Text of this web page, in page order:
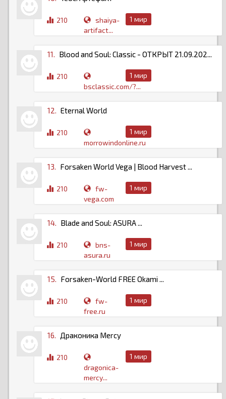
210
shaiya-
artifact...
1 мир
11. Blood and Soul: Classic - ОТКРЫТ 21.09.202...
210
bsclassic.com/?...
1 мир
12. Eternal World
210
morrowindonline.ru
1 мир
13. Forsaken World Vega | Blood Harvest ...
210
fw-
vega.com
1 мир
14. Blade and Soul: ASURA ...
210
bns-
asura.ru
1 мир
15. Forsaken-World FREE Okami ...
210
fw-
free.ru
1 мир
16. Драконика Mercy
210
dragonica-
mercy...
1 мир